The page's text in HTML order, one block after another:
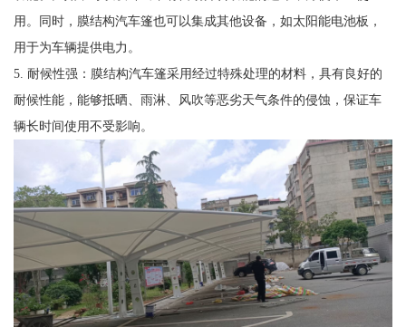
用。同时，膜结构汽车篷也可以集成其他设备，如太阳能电池板，
用于为车辆提供电力。
5. 耐候性强：膜结构汽车篷采用经过特殊处理的材料，具有良好的
耐候性能，能够抵晒、雨淋、风吹等恶劣天气条件的侵蚀，保证车
辆长时间使用不受影响。